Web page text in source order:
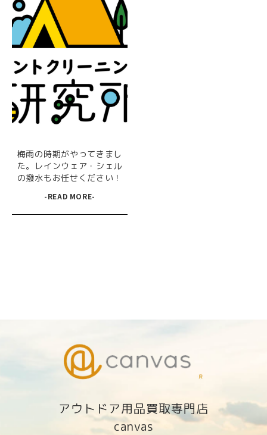
梅雨の時期がやってきまし
た。レインウェア・シェル
の撥水もお任せください！
-READ MORE-
アウトドア用品買取専門店
canvas